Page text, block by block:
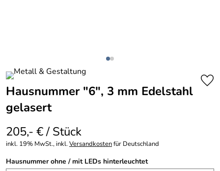
Hausnummer "6", 3 mm Edelstahl
gelasert
205,- € / Stück
inkl. 19% MwSt., inkl.Versandkostenfür Deutschland
Hausnummer ohne / mit LEDs hinterleuchtet